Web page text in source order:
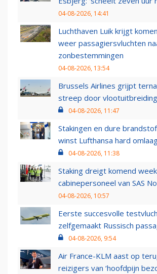
04-08-2026, 14:41
Luchthaven Luik krijgt
weer passagiersvluchten
zonbestemmingen
04-08-2026, 13:54
Brussels Airlines grijpt
streep door vlootuitbreiding
04-08-2026, 11:47
Stakingen en dure
winst Lufthansa hard
04-08-2026, 11:38
Staking dreigt komend
cabinepersoneel van SAS
04-08-2026, 10:57
Eerste succesvolle
zelfgemaakt Russisch
04-08-2026, 9:54
Air France-KLM aast op
reizigers van ‘hoofdpijn